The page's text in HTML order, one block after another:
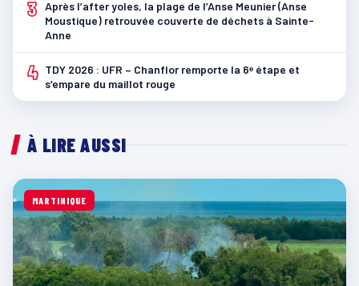
3 Après l’after yoles, la plage de l’Anse Meunier (Anse
Moustique) retrouvée couverte de déchets à Sainte-
Anne
4 TDY 2026 : UFR – Chanflor remporte la 6ᵉ étape et
s’empare du maillot rouge
À LIRE AUSSI
MARTINIQUE